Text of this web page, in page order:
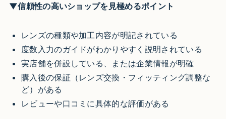
▼信頼性の高いショップを見極めるポイント
レンズの種類や加工内容が明記されている
度数入力のガイドがわかりやすく説明されている
実店舗を併設している、または企業情報が明確
購入後の保証（レンズ交換・フィッティング調整な
ど）がある
レビューや口コミに具体的な評価がある